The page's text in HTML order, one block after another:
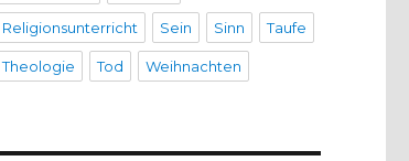
Religionsunterricht Sein Sinn Taufe
Theologie Tod Weihnachten